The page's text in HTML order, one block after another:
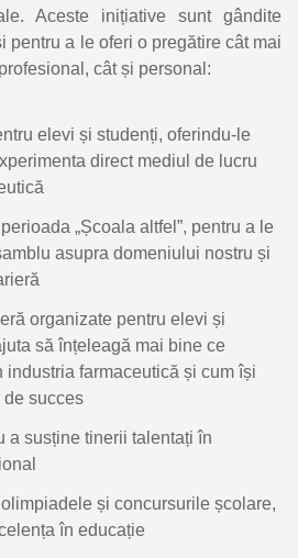
Aceste inițiative sunt gândite
pentru a le oferi o pregătire cât mai
cât și personal:
elevi și studenți, oferindu-le
direct mediul de lucru
„Școala altfel”, pentru a le
asupra domeniului nostru și
organizate pentru elevi și
să înțeleagă mai bine ce
industria farmaceutică și cum își
de succes
a susține tinerii talentați în
și concursurile școlare,
în educație